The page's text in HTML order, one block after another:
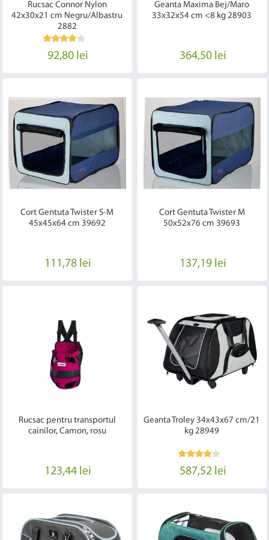
Rucsac Connor Nylon
42x30x21 cm Negru/Albastru
2882
92,80 lei
Geanta Maxima Bej/Maro
33x32x54 cm <8 kg 28903
364,50 lei
Cort Gentuta Twister S-M
45x45x64 cm 39692
111,78 lei
Cort Gentuta Twister M
50x52x76 cm 39693
137,19 lei
Rucsac pentru transportul
cainilor, Camon, rosu
123,44 lei
Geanta Troley 34x43x67 cm/21
kg 28949
587,52 lei